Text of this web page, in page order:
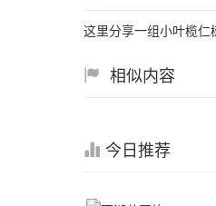
这里分享一组小叶榄
相似内容
今日推荐